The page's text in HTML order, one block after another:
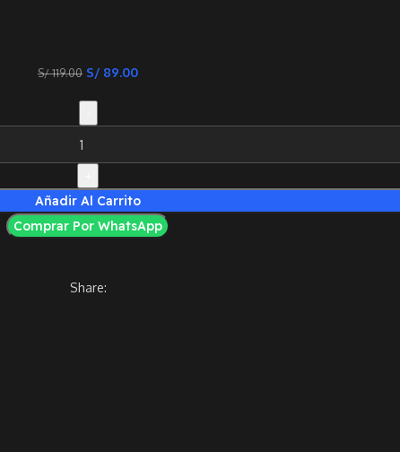
S/119.00 S/ 89.00
Añadir Al Carrito
Comprar Por WhatsApp
Share: